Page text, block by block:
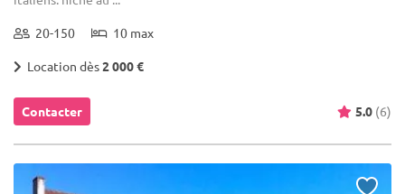
20-150 10 max
Location dès2 000 €
Contacter 5.0 (6)